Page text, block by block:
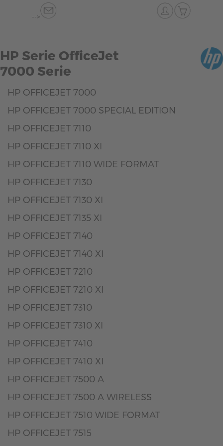
-->
HP Serie OfficeJet
7000 Serie
HP OFFICEJET 7000
HP OFFICEJET 7000 SPECIAL EDITION
HP OFFICEJET 7110
HP OFFICEJET 7110 XI
HP OFFICEJET 7110 WIDE FORMAT
HP OFFICEJET 7130
HP OFFICEJET 7130 XI
HP OFFICEJET 7135 XI
HP OFFICEJET 7140
HP OFFICEJET 7140 XI
HP OFFICEJET 7210
HP OFFICEJET 7210 XI
HP OFFICEJET 7310
HP OFFICEJET 7310 XI
HP OFFICEJET 7410
HP OFFICEJET 7410 XI
HP OFFICEJET 7500 A
HP OFFICEJET 7500 A WIRELESS
HP OFFICEJET 7510 WIDE FORMAT
HP OFFICEJET 7515